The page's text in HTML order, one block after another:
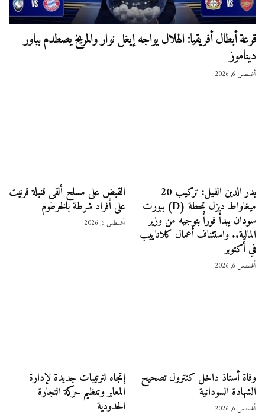
قرعة أبطال أفريقيا: الهلال يواجه إيغل نوار والمريخ يصطدم بباور
ديناموز
أغسطس 6, 2026
بدر الدين الفيل: تركيب 20
ميغاواط ديزل بمحطة (D) ببورت
سودان يبدأ فوراً بتوجيه من وزير
المالية.. واستئناف أعمال كلاناييب
في أكتوبر
أغسطس 6, 2026
القبض على مسلح ألقى قنبلة قرنيت
على أفراد شرطة بالخرطوم
أغسطس 6, 2026
وفاة أستاذ داخل كنترول تصحيح
الشهادة السودانية
أغسطس 6, 2026
إتجاه لترتيبات جديدة لإدارة
المعابر وتنظيم حركة التجارة
الحدودية